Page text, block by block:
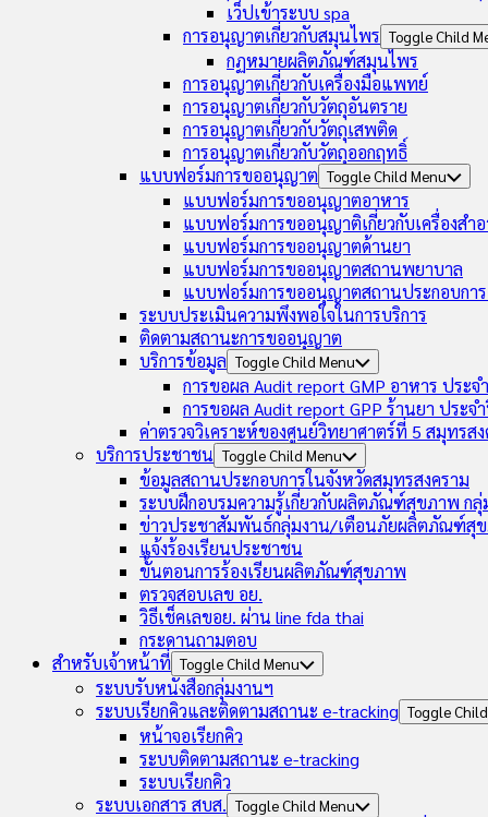
เว็ปเข้าระบบ spa
การอนุญาตเกี่ยวกับสมุนไพร Toggle Child
กฏหมายผลิตภัณฑ์สมุนไพร
การอนุญาตเกี่ยวกับเครื่องมือแพทย์
การอนุญาตเกี่ยวกับวัตถุอันตราย
การอนุญาตเกี่ยวกับวัตถุเสพติด
การอนุญาตเกี่ยวกับวัตถุออกฤทธิ์
แบบฟอร์มการขออนุญาต Toggle Child Menu
แบบฟอร์มการขออนุญาตอาหาร
แบบฟอร์มการขออนุญาติเกี่ยวกับเครื่องสำอ
แบบฟอร์มการขออนุญาตด้านยา
แบบฟอร์มการขออนุญาตสถานพยาบาล
แบบฟอร์มการขออนุญาตสถานประกอบกา
ระบบประเมินความพึงพอใจในการบริการ
ติดตามสถานะการขออนุญาต
บริการข้อมูล Toggle Child Menu
การขอผล Audit report GMP อาหาร ประจ
การขอผล Audit report GPP ร้านยา ประจ
ค่าตรวจวิเคราะห์ของศูนย์วิทยาศาตร์ที่ 5 สมุทรสง
บริการประชาชน Toggle Child Menu
ข้อมูลสถานประกอบการในจังหวัดสมุทรสงคราม
ระบบฝึกอบรมความรู้เกี่ยวกับผลิตภัณฑ์สุขภาพ ก
ข่าวประชาสัมพันธ์กลุ่มงาน/เตือนภัยผลิตภัณฑ์สุ
แจ้งร้องเรียนประชาชน
ขั้นตอนการร้องเรียนผลิตภัณฑ์สุขภาพ
ตรวจสอบเลข อย.
วิธีเช็คเลขอย. ผ่าน line fda thai
กระดานถามตอบ
สำหรับเจ้าหน้าที่ Toggle Child Menu
ระบบรับหนังสือกลุ่มงานฯ
ระบบเรียกคิวและติดตามสถานะ e-tracking Toggle
หน้าจอเรียกคิว
ระบบติดตามสถานะ e-tracking
ระบบเรียกคิว
ระบบเอกสาร สบส. Toggle Child Menu